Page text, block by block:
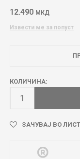
12.490 МКД
Извести ме за попуст
КОЛИЧИНА:
ЗАЧУВАЈ ВО